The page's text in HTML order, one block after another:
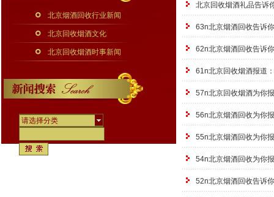
请选择分类
北京回收烟酒礼品告诉
63n北京烟酒回收告诉
62n北京烟酒回收告诉
61n北京回收烟酒报道
57n北京回收烟酒为你
56n北京烟酒回收为你
55n北京烟酒回收为你
54n北京烟酒回收为你
52n北京烟酒回收告诉
北京烟酒回收行业新闻
北京回收烟酒文化
北京回收烟酒时事新闻